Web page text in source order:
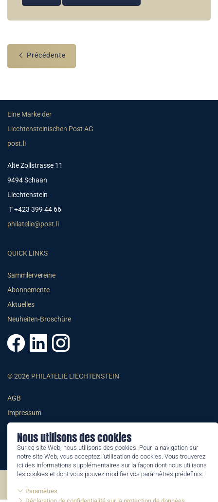
Nous utilisons des cookies
Sur ce site Web, nous utilisons des cookies. Pour la navigation sur
notre site Web, vous acceptez l'utilisation de cookies. Vous trouverez
ici des informations supplémentaires sur la façon dont nous utilisons
les cookies et dont vous pouvez modifier vos paramètres prédéfinis:
Paramètres
Précédente
Eine Marke der
Liechtensteinischen Post AG
post.li
Alte Zollstrasse 11
9494 Schaan
Liechtenstein
T +423 399 44 66
philatelie@post.li
QUICK LINKS
Sammlervereine
Abonnemente
Aktuelles
Neuheiten-Broschüre
© 2026 PHILATELIE LIECHTENSTEIN
AGB
Impressum
Datenschutzerklärung